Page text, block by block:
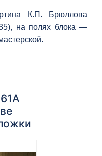
К.П. Брюллова
на полях блока —